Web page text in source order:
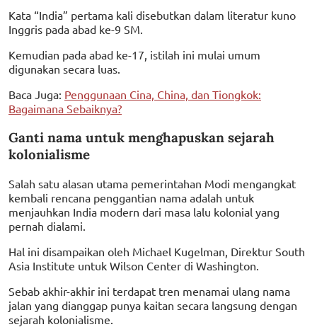
Kata “India” pertama kali disebutkan dalam literatur kuno
Inggris pada abad ke-9 SM.
Kemudian pada abad ke-17, istilah ini mulai umum
digunakan secara luas.
Baca Juga: Penggunaan Cina, China, dan Tiongkok:
Bagaimana Sebaiknya?
Ganti nama untuk menghapuskan sejarah
kolonialisme
Salah satu alasan utama pemerintahan Modi mengangkat
kembali rencana penggantian nama adalah untuk
menjauhkan India modern dari masa lalu kolonial yang
pernah dialami.
Hal ini disampaikan oleh Michael Kugelman, Direktur South
Asia Institute untuk Wilson Center di Washington.
Sebab akhir-akhir ini terdapat tren menamai ulang nama
jalan yang dianggap punya kaitan secara langsung dengan
sejarah kolonialisme.